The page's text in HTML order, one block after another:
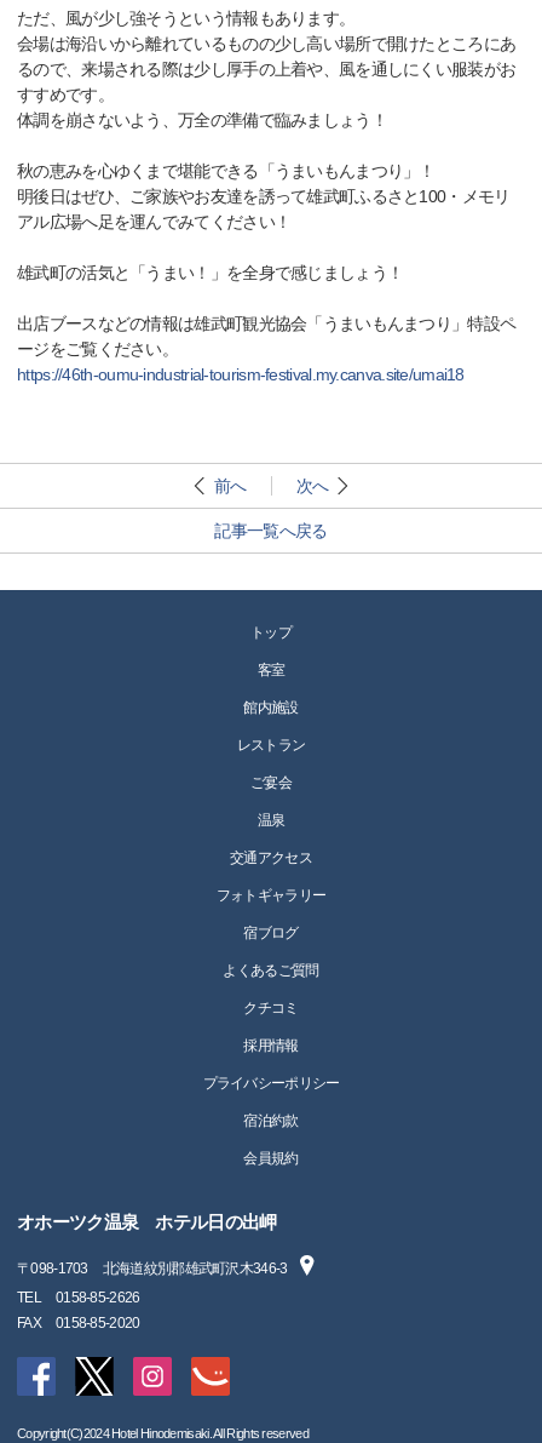
ただ、風が少し強そうという情報もあります。
会場は海沿いから離れているものの少し高い場所で開けたところにあ
るので、来場される際は少し厚手の上着や、風を通しにくい服装がお
すすめです。
体調を崩さないよう、万全の準備で臨みましょう！
秋の恵みを心ゆくまで堪能できる「うまいもんまつり」！
明後日はぜひ、ご家族やお友達を誘って雄武町ふるさと100・メモリ
アル広場へ足を運んでみてください！
雄武町の活気と「うまい！」を全身で感じましょう！
出店ブースなどの情報は雄武町観光協会「うまいもんまつり」特設ペ
ージをご覧ください。
https://46th-oumu-industrial-tourism-festival.my.canva.site/umai18
前へ 次へ
記事一覧へ戻る
トップ
客室
館内施設
レストラン
ご宴会
温泉
交通アクセス
フォトギャラリー
宿ブログ
よくあるご質問
クチコミ
採用情報
プライバシーポリシー
宿泊約款
会員規約
オホーツク温泉 ホテル日の出岬
〒098-1703
北海道紋別郡雄武町沢木346-3
TEL
0158-85-2626
FAX
0158-85-2020
Copyright(C)2024 Hotel Hinodemisaki. All Rights reserved